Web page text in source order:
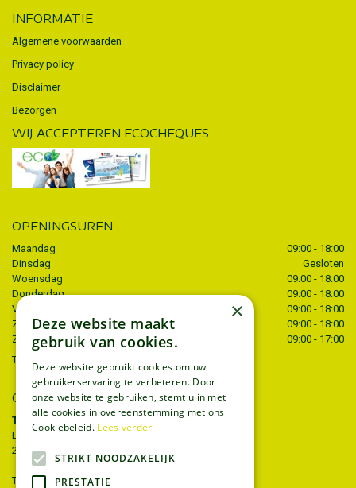
INFORMATIE
Algemene voorwaarden
Privacy policy
Disclaimer
Bezorgen
WIJ ACCEPTEREN ECOCHEQUES
OPENINGSUREN
Maandag
09:00 - 18:00
Dinsdag
Gesloten
Woensdag
09:00 - 18:00
Donderdag
09:00 - 18:00
Vrijdag
09:00 - 18:00
Zaterdag
09:00 - 18:00
Zondag
09:00 - 17:00
Toon alle openingstijden
CONTACT
Tuincentrum Thiels
Liersesteenweg 68
2221 Heist-op-den-berg
T. 015 22 27 52
×
Deze website maakt
gebruik van cookies.
Deze website gebruikt cookies om uw
gebruikerservaring te verbeteren. Door
onze website te gebruiken, stemt u in met
alle cookies in overeenstemming met ons
Cookiebeleid. Lees verder
STRIKT NOODZAKELIJK
PRESTATIE